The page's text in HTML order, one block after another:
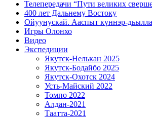
Телепередачи “Пути великих
400 лет Дальнему Востоку
Ойуунускай. Ааспыт күннэр-
Игры Олонхо
Видео
Экспедиции
Якутск-Нелькан 2025
Якутск-Бодайбо 2025
Якутск-Охотск 2024
Усть-Майский 2022
Томпо 2022
Алдан-2021
Таатта-2021